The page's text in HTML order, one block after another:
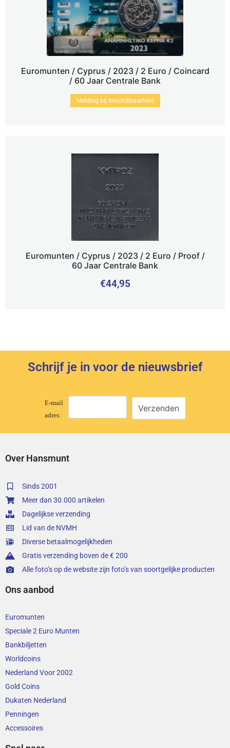
Euromunten / Cyprus / 2023 / 2 Euro / Coincard
/ 60 Jaar Centrale Bank
Melding bij beschikbaarheid
Euromunten / Cyprus / 2023 / 2 Euro / Proof /
60 Jaar Centrale Bank
€44,95
Schrijf je in voor de nieuwsbrief
E-mail
adres:
Over Hansmunt
Sinds 2001
Meer dan 30.000 artikelen
Dagelijkse verzending
Lid van de NVMH
Diverse betaalmogelijkheden
Gratis verzending boven de € 200
Alle foto’s op de website zijn foto’s van soortgelijke producten
Ons aanbod
Euromunten
Speciale 2 Euro Munten
Bankbiljetten
Worldcoins
Nederland Voor 2002
Gold Coins
Dukaten Nederland
Penningen
Accessoires